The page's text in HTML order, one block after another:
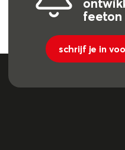
feeton
schrijf je in